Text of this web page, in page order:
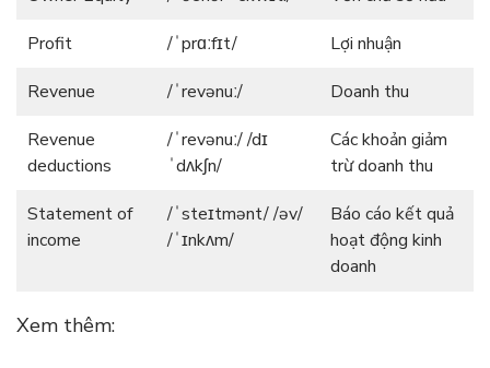
Profit
/ˈprɑːfɪt/
Lợi nhuận
Revenue
/ˈrevənuː/
Doanh thu
Revenue
deductions
/ˈrevənuː/ /dɪ
ˈdʌkʃn/
Các khoản giảm
trừ doanh thu
Statement of
income
/ˈsteɪtmənt/ /əv/
/ˈɪnkʌm/
Báo cáo kết quả
hoạt động kinh
doanh
Xem thêm: